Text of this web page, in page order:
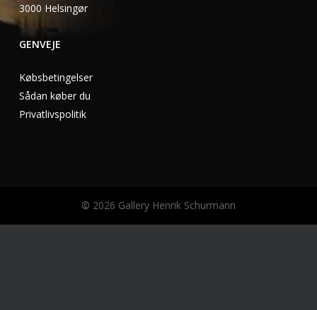
3000 Helsingør
GENVEJE
Købsbetingelser
Sådan køber du
Privatlivspolitik
© 2026 Gallery Henrik Schurmann